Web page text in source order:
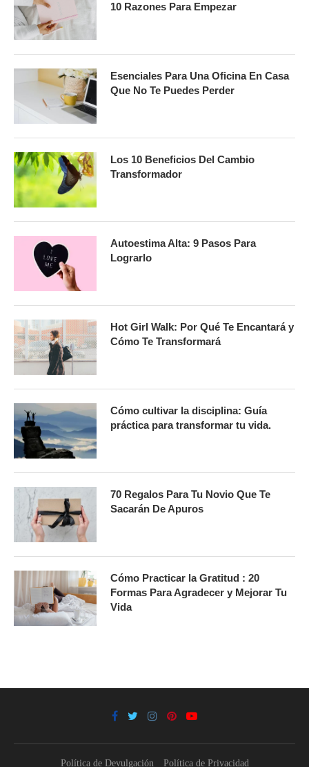
10 Razones Para Empezar
Esenciales Para Una Oficina En Casa
Que No Te Puedes Perder
Los 10 Beneficios Del Cambio
Transformador
Autoestima Alta: 9 Pasos Para
Lograrlo
Hot Girl Walk: Por Qué Te Encantará y
Cómo Te Transformará
Cómo cultivar la disciplina: Guía
práctica para transformar tu vida.
70 Regalos Para Tu Novio Que Te
Sacarán De Apuros
Cómo Practicar la Gratitud : 20
Formas Para Agradecer y Mejorar Tu
Vida
Política de Devulgación Política de Privacidad